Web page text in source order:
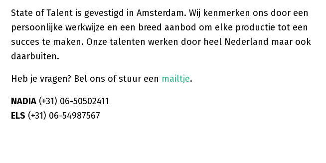
State of Talent is gevestigd in Amsterdam. Wij kenmerken ons door een
persoonlijke werkwijze en een breed aanbod om elke productie tot een
succes te maken. Onze talenten werken door heel Nederland maar ook
daarbuiten.
Heb je vragen? Bel ons of stuur een mailtje.
NADIA (+31) 06-50502411
ELS (+31) 06-54987567